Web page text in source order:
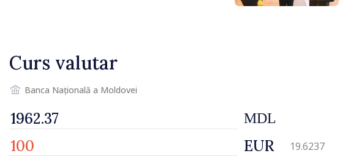
Curs valutar
Banca Națională a Moldovei
MDL
EUR 19.6237